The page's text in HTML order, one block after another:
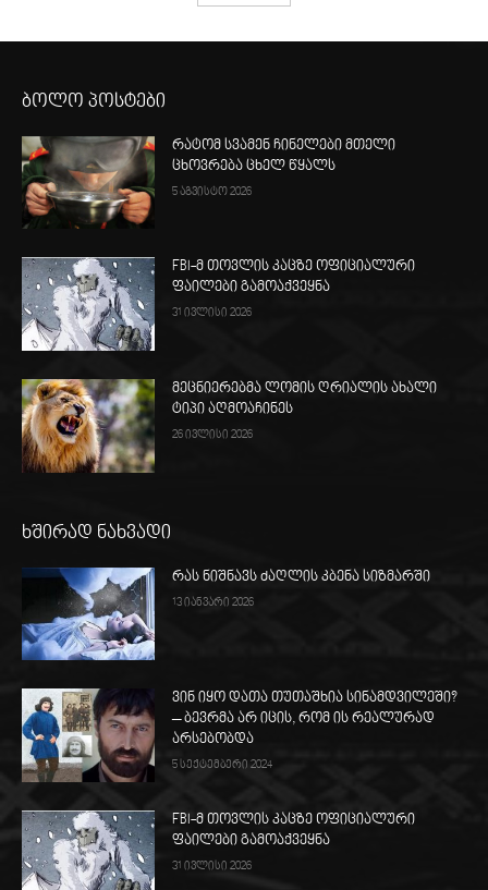
ბოლო პოსტები
რატომ სვამენ ჩინელები მთელი
ცხოვრება ცხელ წყალს
5 აგვისტო 2026
FBI-მ თოვლის კაცზე ოფიციალური
ფაილები გამოაქვეყნა
31 ივლისი 2026
მეცნიერებმა ლომის ღრიალის ახალი
ტიპი აღმოაჩინეს
26 ივლისი 2026
ხშირად ნახვადი
რას ნიშნავს ძაღლის კბენა სიზმარში
13 იანვარი 2026
ვინ იყო დათა თუთაშხია სინამდვილეში?
– ბევრმა არ იცის, რომ ის რეალურად
არსებობდა
5 სექტემბერი 2024
FBI-მ თოვლის კაცზე ოფიციალური
ფაილები გამოაქვეყნა
31 ივლისი 2026